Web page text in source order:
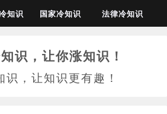
知识 国家冷知识 法律冷知识
识，让你涨知识！
，让知识更有趣！